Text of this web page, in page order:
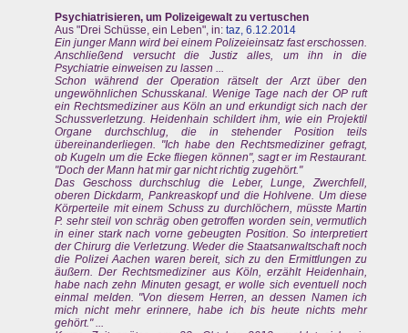
Psychiatrisieren, um Polizeigewalt zu vertuschen
Aus "Drei Schüsse, ein Leben", in: taz, 6.12.2014
Ein junger Mann wird bei einem Polizeieinsatz fast erschossen.
Anschließend versucht die Justiz alles, um ihn in die
Psychiatrie einweisen zu lassen ...
Schon während der Operation rätselt der Arzt über den
ungewöhnlichen Schusskanal. Wenige Tage nach der OP ruft
ein Rechtsmediziner aus Köln an und erkundigt sich nach der
Schussverletzung. Heidenhain schildert ihm, wie ein Projektil
Organe durchschlug, die in stehender Position teils
übereinanderliegen. "Ich habe den Rechtsmediziner gefragt,
ob Kugeln um die Ecke fliegen können", sagt er im Restaurant.
"Doch der Mann hat mir gar nicht richtig zugehört."
Das Geschoss durchschlug die Leber, Lunge, Zwerchfell,
oberen Dickdarm, Pankreaskopf und die Hohlvene. Um diese
Körperteile mit einem Schuss zu durchlöchern, müsste Martin
P. sehr steil von schräg oben getroffen worden sein, vermutlich
in einer stark nach vorne gebeugten Position. So interpretiert
der Chirurg die Verletzung. Weder die Staatsanwaltschaft noch
die Polizei Aachen waren bereit, sich zu den Ermittlungen zu
äußern. Der Rechtsmediziner aus Köln, erzählt Heidenhain,
habe nach zehn Minuten gesagt, er wolle sich eventuell noch
einmal melden. "Von diesem Herren, an dessen Namen ich
mich nicht mehr erinnere, habe ich bis heute nichts mehr
gehört." ...